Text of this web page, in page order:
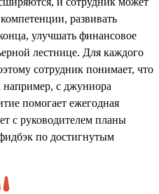
развивать
улучшать финансовое
лестнице. Для каждого
сотрудник понимает, что
например, с джуниора
помогает ежегодная
с руководителем планы
по достигнутым